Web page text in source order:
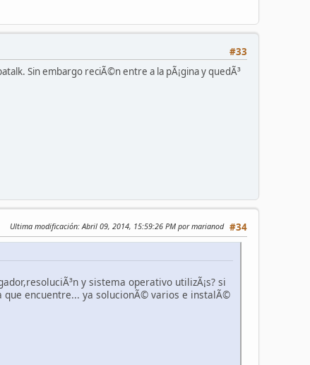
#33
Sin embargo reciÃ©n entre a la pÃ¡gina y quedÃ³
#34
Ultima modificación: Abril 09, 2014, 15:59:26 PM por marianod
y sistema operativo utilizÃ¡s? si
encuentre... ya solucionÃ© varios e instalÃ©